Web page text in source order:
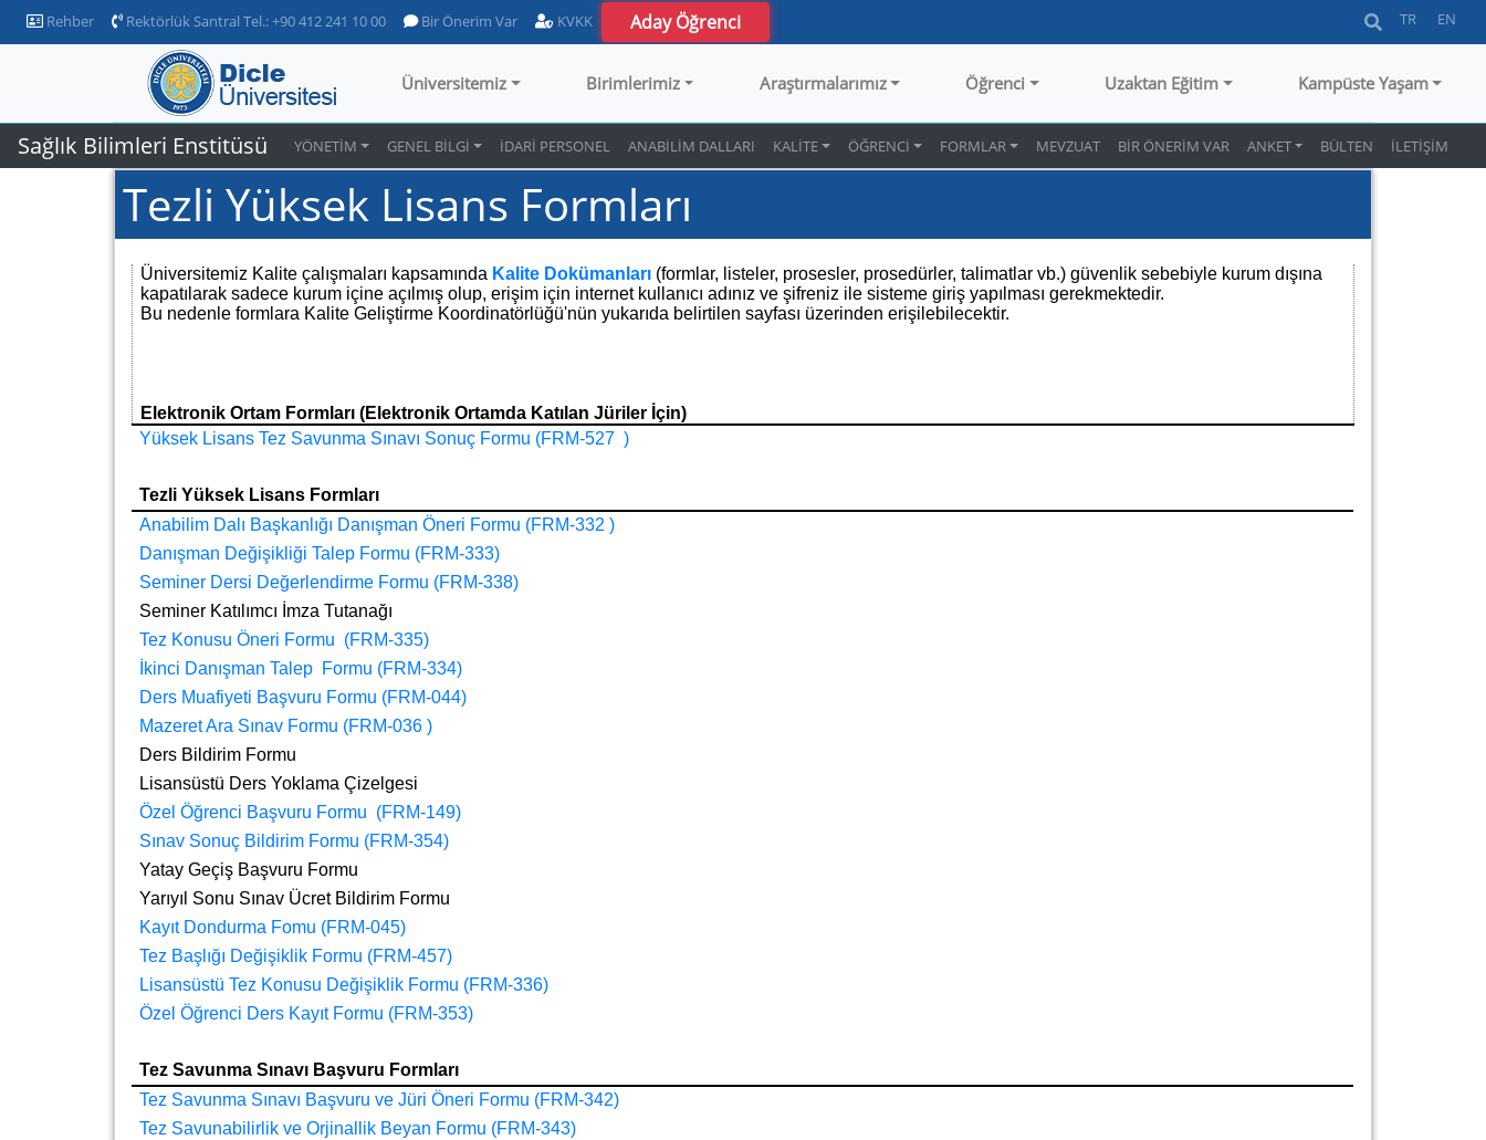
Rehber Rektörlük Santral Tel.: +90 412 241 10 00 Bir Önerim Var KVKK Aday Öğrenci TR EN
Üniversitemiz Birimlerimiz Araştırmalarımız Öğrenci Uzaktan Eğitim Kampüste Yaşam
Sağlık Bilimleri Enstitüsü YÖNETİM GENEL BİLGİ İDARİ PERSONEL ANABİLİM DALLARI KALİTE ÖĞRENCİ FORMLAR MEVZUAT BİR ÖNERİM VAR ANKET BÜLTEN İLETİŞİM
Tezli Yüksek Lisans Formları
Üniversitemiz Kalite çalışmaları kapsamında Kalite Dokümanları (formlar, listeler, prosesler, prosedürler, talimatlar vb.) güvenlik sebebiyle kurum dışına
kapatılarak sadece kurum içine açılmış olup, erişim için internet kullanıcı adınız ve şifreniz ile sisteme giriş yapılması gerekmektedir.
Bu nedenle formlara Kalite Geliştirme Koordinatörlüğü'nün yukarıda belirtilen sayfası üzerinden erişilebilecektir.
Elektronik Ortam Formları (Elektronik Ortamda Katılan Jüriler İçin)
Yüksek Lisans Tez Savunma Sınavı Sonuç Formu (FRM-527 )
Tezli Yüksek Lisans Formları
Anabilim Dalı Başkanlığı Danışman Öneri Formu (FRM-332 )
Danışman Değişikliği Talep Formu (FRM-333)
Seminer Dersi Değerlendirme Formu (FRM-338)
Seminer Katılımcı İmza Tutanağı
Tez Konusu Öneri Formu (FRM-335)
İkinci Danışman Talep Formu (FRM-334)
Ders Muafiyeti Başvuru Formu (FRM-044)
Mazeret Ara Sınav Formu (FRM-036 )
Ders Bildirim Formu
Lisansüstü Ders Yoklama Çizelgesi
Özel Öğrenci Başvuru Formu (FRM-149)
Sınav Sonuç Bildirim Formu (FRM-354)
Yatay Geçiş Başvuru Formu
Yarıyıl Sonu Sınav Ücret Bildirim Formu
Kayıt Dondurma Fomu (FRM-045)
Tez Başlığı Değişiklik Formu (FRM-457)
Lisansüstü Tez Konusu Değişiklik Formu (FRM-336)
Özel Öğrenci Ders Kayıt Formu (FRM-353)
Tez Savunma Sınavı Başvuru Formları
Tez Savunma Sınavı Başvuru ve Jüri Öneri Formu (FRM-342)
Tez Savunabilirlik ve Orjinallik Beyan Formu (FRM-343)